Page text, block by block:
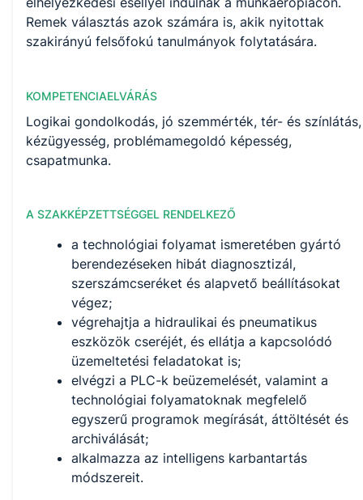
Remek választás azok számára is, akik nyitottak
szakirányú felsőfokú tanulmányok folytatására.
KOMPETENCIAELVÁRÁS
Logikai gondolkodás, jó szemmérték, tér- és színlátás,
kézügyesség, problémamegoldó képesség,
csapatmunka.
A SZAKKÉPZETTSÉGGEL RENDELKEZŐ
a technológiai folyamat ismeretében gyártó
berendezéseken hibát diagnosztizál,
szerszámcseréket és alapvető beállításokat
végez;
végrehajtja a hidraulikai és pneumatikus
eszközök cseréjét, és ellátja a kapcsolódó
üzemeltetési feladatokat is;
elvégzi a PLC-k beüzemelését, valamint a
technológiai folyamatoknak megfelelő
egyszerű programok megírását, áttöltését és
archiválását;
alkalmazza az intelligens karbantartás
módszereit.